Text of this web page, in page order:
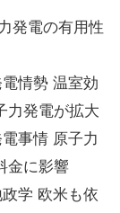
発電の有用性
情勢 温室効
力発電が拡大
事情 原子力
金に影響
学 欧米も依